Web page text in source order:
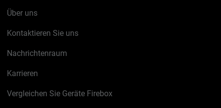
Über uns
Kontaktieren Sie uns
Nachrichtenraum
Karrieren
Vergleichen Sie Geräte Firebox